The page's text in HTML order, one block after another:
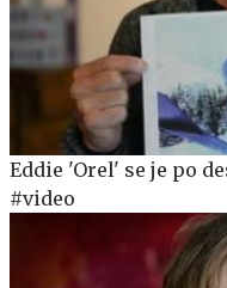
Eddie 'Orel' se je po
#video